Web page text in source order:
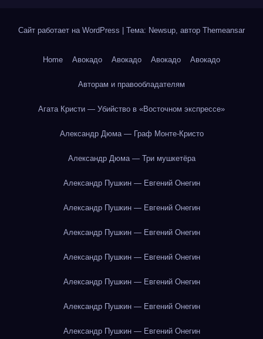
Сайт работает на WordPress | Тема: Newsup, автор Themeansar
Home Авокадо Авокадо Авокадо Авокадо
Авторам и правообладателям
Агата Кристи — Убийство в «Восточном экспрессе»
Александр Дюма — Граф Монте-Кристо
Александр Дюма — Три мушкетёра
Александр Пушкин — Евгений Онегин
Александр Пушкин — Евгений Онегин
Александр Пушкин — Евгений Онегин
Александр Пушкин — Евгений Онегин
Александр Пушкин — Евгений Онегин
Александр Пушкин — Евгений Онегин
Александр Пушкин — Евгений Онегин